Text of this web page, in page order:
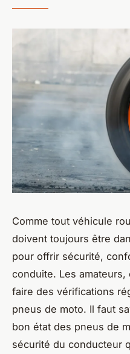
Comme tout véhicule
doivent toujours être
pour offrir sécurité,
conduite. Les
faire des vérifications
pneus de moto. Il faut
bon état des pneus de
sécurité du conducteur